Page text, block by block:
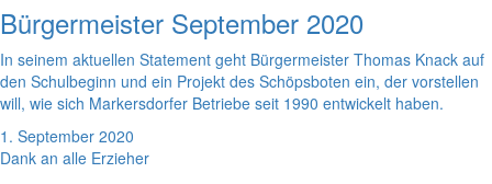
Bürgermeister September 2020
In seinem aktuellen Statement geht Bürgermeister Thomas Knack auf
den Schulbeginn und ein Projekt des Schöpsboten ein, der vorstellen
will, wie sich Markersdorfer Betriebe seit 1990 entwickelt haben.
1. September 2020
Dank an alle Erzieher